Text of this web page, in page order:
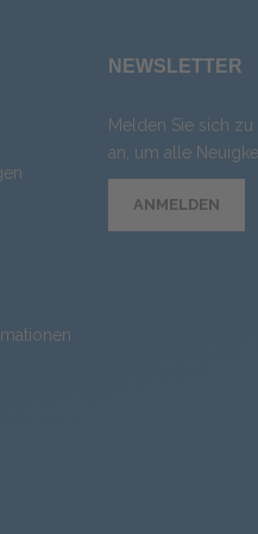
NEWSLETTER
Melden Sie sich
an, um alle
ANMELDEN